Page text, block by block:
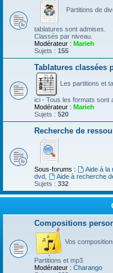
Partitions de
tablatures sont admises.
Classés par niveau.
Modérateur : Marieh
Sujets : 155
Tablatures classées
Les partitions et
ici - Tous les formats sont
Modérateur : Marieh
Sujets : 520
Recherche de
Sous-forums : Aide à la
dvd
Aide à recherche
Sujets : 332
Compositions
Vos
Partitions et mp3
Modérateur : Charango